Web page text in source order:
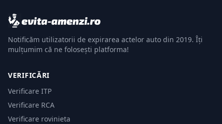
Notificăm utilizatorii de expirarea actelor auto din 2019. Îți
mulțumim că ne folosești platforma!
VERIFICĂRI
Verificare ITP
Verificare RCA
Verificare rovinieta